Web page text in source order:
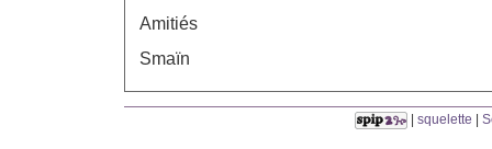
Amitiés
Smaïn
squelette